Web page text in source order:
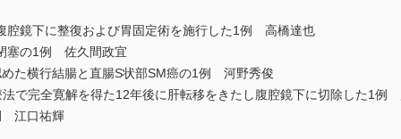
鏡下に整復および胃固定術を施行した1例 高橋達也
塞の1例 佐久間政宜
た横行結腸と直腸S状部SM癌の1例 河野秀俊
で完全寛解を得た12年後に肝転移をきたし腹腔鏡下に切除した1例
江口祐輝